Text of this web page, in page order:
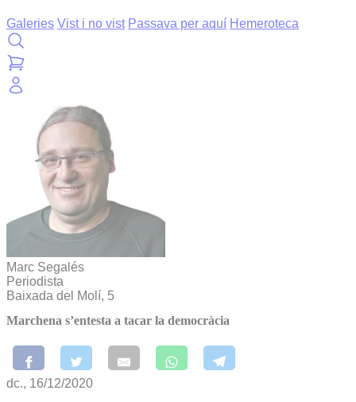
Galeries Vist i no vist Passava per aquí Hemeroteca
Marc Segalés
Periodista
Baixada del Molí, 5
Marchena s’entesta a tacar la democràcia
dc., 16/12/2020